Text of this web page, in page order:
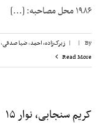
۱۹۸۶ محل مصاحبه: [...]
By
|
| زیرک‌زاده، احمد,ضیا صدقی,
Read More
کریم سنجابی، نوار ۱۵